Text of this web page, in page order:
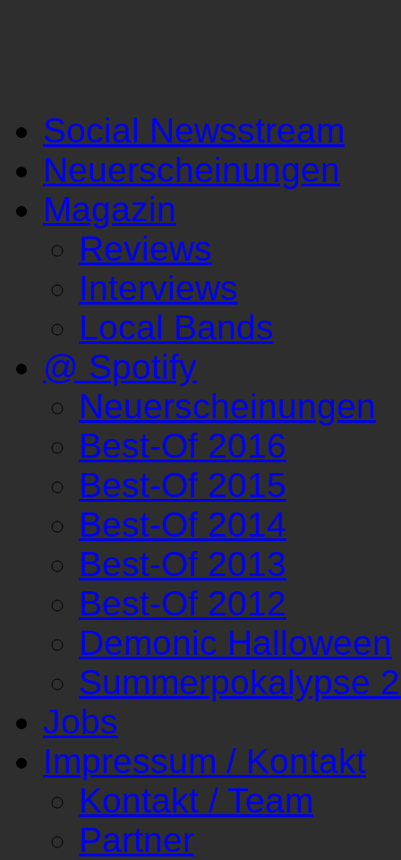
Social Newsstream
Neuerscheinungen
Magazin
Reviews
Interviews
Local Bands
@ Spotify
Neuerscheinungen
Best-Of 2016
Best-Of 2015
Best-Of 2014
Best-Of 2013
Best-Of 2012
Demonic Halloween
Summerpokalypse
Jobs
Impressum / Kontakt
Kontakt / Team
Partner